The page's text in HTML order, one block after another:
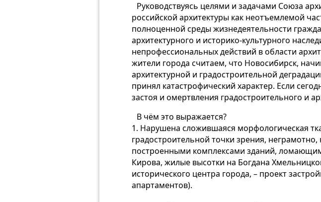
Руководствуясь целями и задачами Союза
российской архитектуры как неотъемлемой
полноценной среды жизнедеятельности
архитектурного и историко-культурного
непрофессиональных действий в области
жители города считаем, что Новосибирск,
архитектурной и градостроительной
принял катастрофический характер. Если
застоя и омертвления градостроительного и
В чём это выражается?
1. Нарушена сложившаяся морфологическая
градостроительной точки зрения,
построенными комплексами зданий,
Кирова, жилые высотки на Богдана
исторического центра города, – проект
апартаментов).